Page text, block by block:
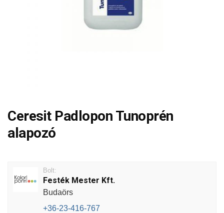
Ceresit Padlopon Tunoprén
alapozó
Bolt:
Festék Mester Kft.
Budaörs
+36-23-416-767